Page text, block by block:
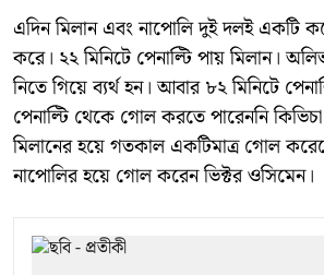
এদিন মিলান এবং নাপোলি দুই দলই একটি
করে। ২২ মিনিটে পেনাল্টি পায় মিলান।
নিতে গিয়ে ব্যর্থ হন। আবার ৮২ মিনিটে
পেনাল্টি থেকে গোল করতে পারেননি কিভিচা
মিলানের হয়ে গতকাল একটিমাত্র গোল
নাপোলির হয়ে গোল করেন ভিক্টর ওসিমেন।